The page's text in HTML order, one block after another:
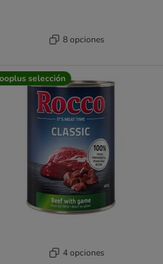
8 opciones
selección
4 opciones